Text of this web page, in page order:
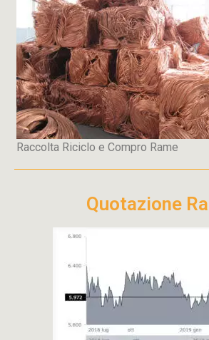
Raccolta Riciclo e Compro Rame
Quotazione